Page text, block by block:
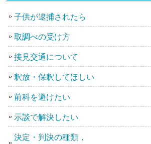
子供が逮捕されたら
取調べの受け方
接見交通について
釈放・保釈してほしい
前科を避けたい
示談で解決したい
決定・判決の種類，